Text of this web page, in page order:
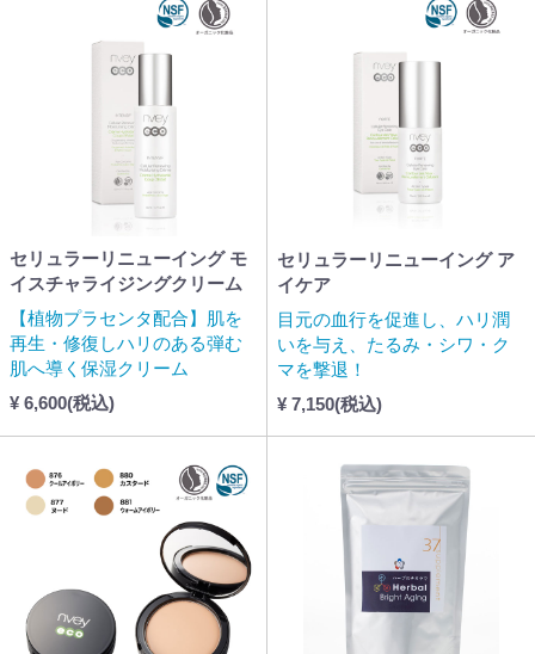
セリュラーリニューイング モ
イスチャライジングクリーム
【植物プラセンタ配合】肌を
再生・修復しハリのある弾む
肌へ導く保湿クリーム
¥ 6,600(税込)
セリュラーリニューイング ア
イケア
目元の血行を促進し、ハリ潤
いを与え、たるみ・シワ・ク
マを撃退！
¥ 7,150(税込)